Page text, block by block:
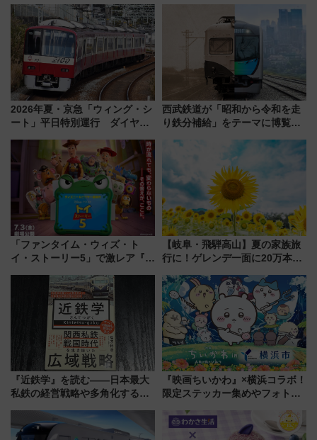
2026年夏・京急「ウィング・シ
ート」平日特別運行 ダイヤ・
三浦海岸を堪能できるお出かけ
プランもご紹介
西武鉄道が「昭和から令和を走
り鉄分補給」をテーマに博覧会
14日から 新車両「トキイロ」体
験ブースも アクセスや申込方法
を解説
「ファンタイム・ウィズ・ト
イ・ストーリー5」で激レア『ロ
デコレーションも徹底解説
【岐阜・飛騨高山】夏の家族旅
行に！ゲレンデ一面に20万本の
アひまわり園」開園
『近鉄学』を読む――日本最大
私鉄の経営戦略や多角化する事
にする一冊
『映画ちいかわ』×横浜コラボ！
限定ステッカー集めやフォトス
いを満喫しよう（花火鑑賞会応
募は7/12まで！）